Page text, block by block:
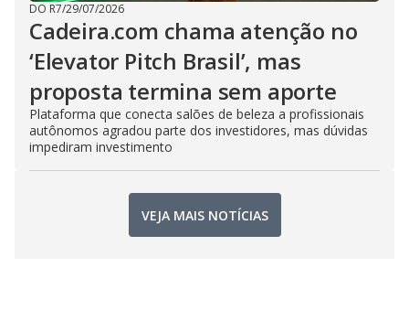
DO R7/29/07/2026
Cadeira.com chama atenção no
‘Elevator Pitch Brasil’, mas
proposta termina sem aporte
Plataforma que conecta salões de beleza a profissionais
autônomos agradou parte dos investidores, mas dúvidas
impediram investimento
VEJA MAIS NOTÍCIAS